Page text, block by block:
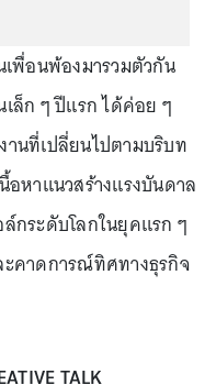
เพื่อนพ้องมารวมตัวกัน
ล็ก ๆ ปีแรก ได้ค่อย ๆ
นที่เปลี่ยนไปตามบริบท
อหาแนวสร้างแรงบันดาล
กระดับโลกในยุคแรก ๆ
ะคาดการณ์ทิศทางธุรกิจ
TALK